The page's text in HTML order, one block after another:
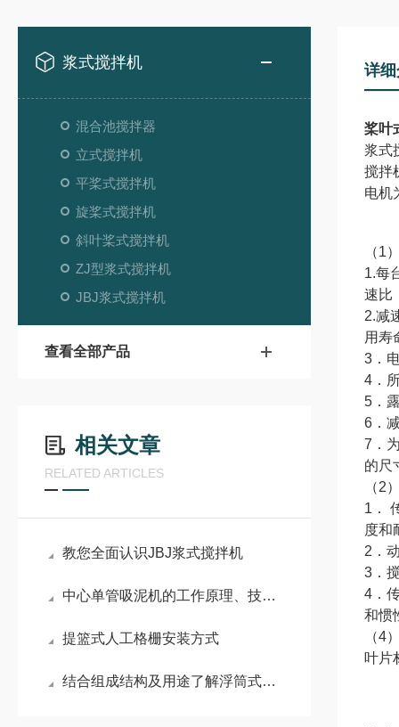
浆式搅拌机
混合池搅拌器
立式搅拌机
平桨式搅拌机
旋桨式搅拌机
斜叶桨式搅拌机
ZJ型浆式搅拌机
JBJ浆式搅拌机
查看全部产品
相关文章
RELATED ARTICLES
教您全面认识JBJ浆式搅拌机
中心单管吸泥机的工作原理、技术特点及应用场景
提篮式人工格栅安装方式
结合组成结构及用途了解浮筒式搅拌机
详
桨叶
浆式
搅拌
电机
（1
1.每
速比
2.减
用寿
3．
4．
5．
6．
7．
的尺
（2
1．
度和
2．
3．
4．
和惯
（4
叶片